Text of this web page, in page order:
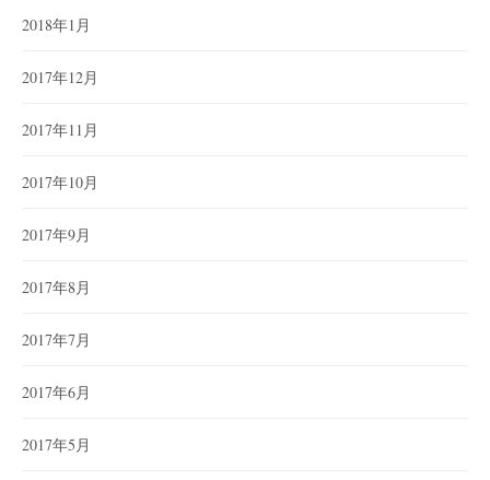
2018年1月
2017年12月
2017年11月
2017年10月
2017年9月
2017年8月
2017年7月
2017年6月
2017年5月